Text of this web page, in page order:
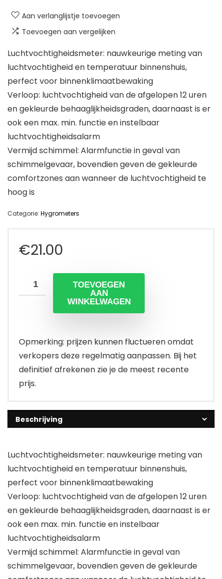
Aan verlanglijstje toevoegen
Toevoegen aan vergelijken
Luchtvochtigheidsmeter: nauwkeurige meting van
luchtvochtigheid en temperatuur binnenshuis,
perfect voor binnenklimaatbewaking
Verloop: luchtvochtigheid van de afgelopen 12 uren
en gekleurde behaaglijkheidsgraden, daarnaast is er
ook een max. min. functie en instelbaar
luchtvochtigheidsalarm
Vermijd schimmel: Alarmfunctie in geval van
schimmelgevaar, bovendien geven de gekleurde
comfortzones aan wanneer de luchtvochtigheid te
hoog is
Categorie: Hygrometers
€21.00
TOEVOEGEN
AAN
WINKELWAGEN
Opmerking: prijzen kunnen fluctueren omdat
verkopers deze regelmatig aanpassen. Bij het
definitief afrekenen zie je de meest recente
prijs.
Beschrijving
Luchtvochtigheidsmeter: nauwkeurige meting van
luchtvochtigheid en temperatuur binnenshuis,
perfect voor binnenklimaatbewaking
Verloop: luchtvochtigheid van de afgelopen 12 uren
en gekleurde behaaglijkheidsgraden, daarnaast is er
ook een max. min. functie en instelbaar
luchtvochtigheidsalarm
Vermijd schimmel: Alarmfunctie in geval van
schimmelgevaar, bovendien geven de gekleurde